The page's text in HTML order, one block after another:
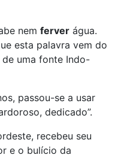
nem ferver água.
esta palavra vem do
de uma fonte Indo-
passou-se a usar
dedicado”.
recebeu seu
e o bulício da